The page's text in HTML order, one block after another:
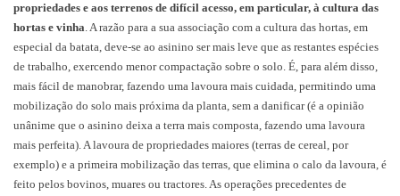
propriedades e aos terrenos de difícil acesso, em particular, à cultura das
hortas e vinha. A razão para a sua associação com a cultura das hortas, em
especial da batata, deve-se ao asinino ser mais leve que as restantes espécies
de trabalho, exercendo menor compactação sobre o solo. É, para além disso,
mais fácil de manobrar, fazendo uma lavoura mais cuidada, permitindo uma
mobilização do solo mais próxima da planta, sem a danificar (é a opinião
unânime que o asinino deixa a terra mais composta, fazendo uma lavoura
mais perfeita). A lavoura de propriedades maiores (terras de cereal, por
exemplo) e a primeira mobilização das terras, que elimina o calo da lavoura, é
feito pelos bovinos, muares ou tractores. As operações precedentes de